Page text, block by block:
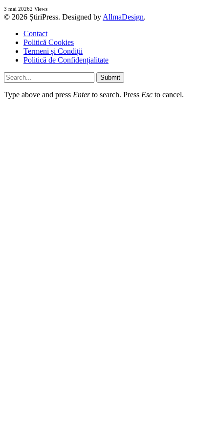
3 mai 20262 Views
© 2026 ȘtiriPress. Designed by AllmaDesign.
Contact
Politică Cookies
Termeni și Condiții
Politică de Confidențialitate
Submit
Type above and press Enterto search. Press Esc to cancel.